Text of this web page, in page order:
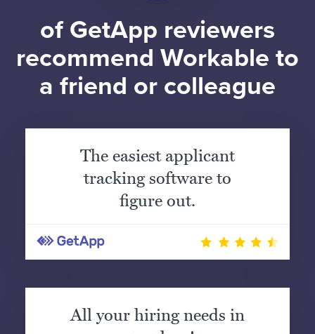
of GetApp reviewers
recommend Workable to
a friend or colleague
The easiest applicant
tracking software to
figure out.
All your hiring needs in